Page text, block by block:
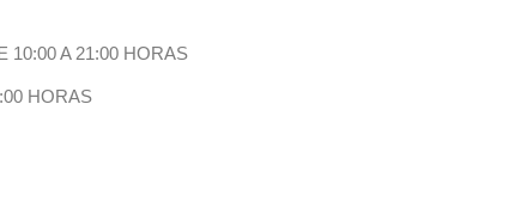
DE 10:00 A 21:00 HORAS
21:00 HORAS